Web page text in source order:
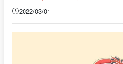
2022/03/01